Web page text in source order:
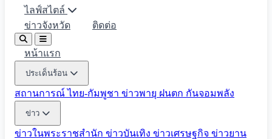
ไลฟ์สไตล์
ข่าวจังหวัด
ติดต่อ
หน้าแรก
ประเด็นร้อน
สถานการณ์ ไทย-กัมพูชา ข่าวพายุ ฝนตก กันจอมพลัง
ข่าว
ข่าวในพระราชสำนัก ข่าวบันเทิง ข่าวเศรษฐกิจ ข่าวยาน